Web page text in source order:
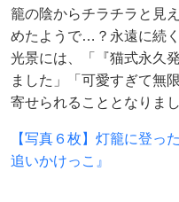
籠の陰からチラチラと見
めたようで…？永遠に続
光景には、「『猫式永久
ました」「可愛すぎて無
寄せられることとなりまし
【写真６枚】灯籠に登っ
追いかけっこ』